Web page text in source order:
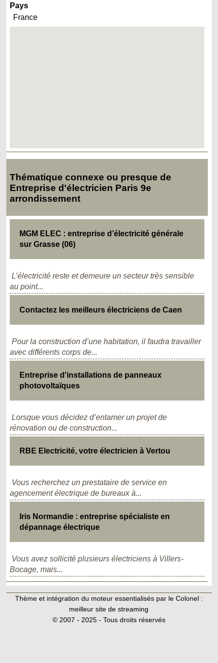
Pays
France
Thématique connexe ou presque de
Entreprise d'électricien Paris 9e
arrondissement
MGM ELEC : entreprise d’électricité générale
sur Grasse (06)
L’électricité reste et demeure un secteur très sensible
au point...
Contactez les meilleurs électriciens de Caen
Pour la construction d’une habitation, il faudra travailler
avec différents corps de...
Entreprise d'installations de panneaux
photovoltaïques
Lorsque vous décidez d’entamer un projet de
rénovation ou de construction...
RBE Electricité, votre électricien à Vertou
Vous recherchez un prestataire de service en
agencement électrique de bureaux à...
Iris Normandie : entreprise spécialiste en
dépannage électrique
Vous avez sollicité plusieurs électriciens à Villers-
Bocage, mais...
Thème et intégration du moteur essentialisés par le Colonel :
meilleur site de streaming
© 2007 - 2025 - Tous droits réservés